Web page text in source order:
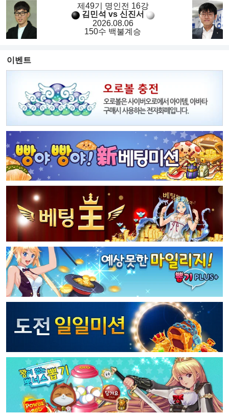
제49기 명인전 16강
김민석 vs 신진서
2026.08.06
150수 백불계승
이벤트